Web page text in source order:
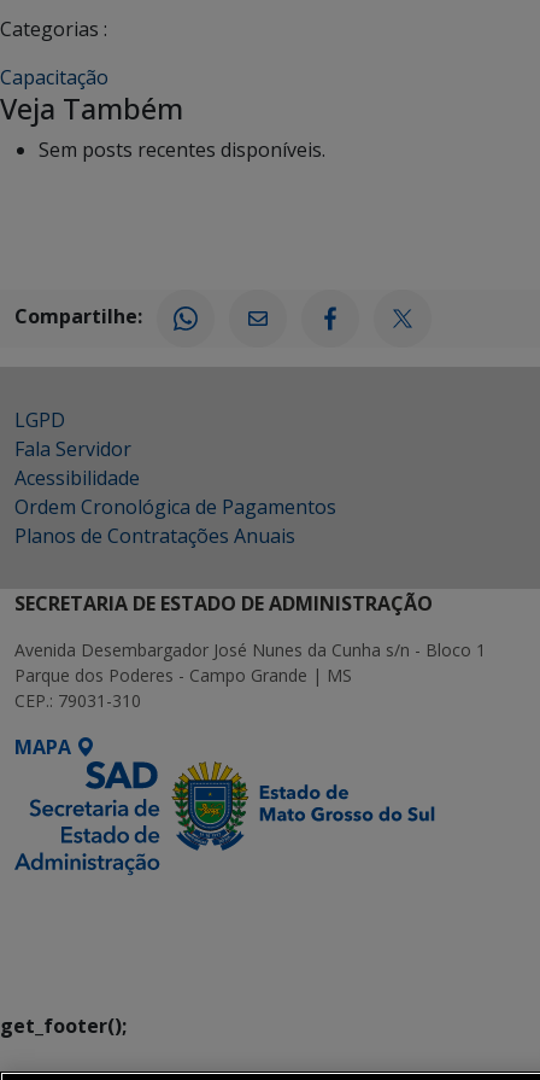
Categorias :
Capacitação
Veja Também
Sem posts recentes disponíveis.
Compartilhe:
LGPD
Fala Servidor
Acessibilidade
Ordem Cronológica de Pagamentos
Planos de Contratações Anuais
SECRETARIA DE ESTADO DE ADMINISTRAÇÃO
Avenida Desembargador José Nunes da Cunha s/n - Bloco 1
Parque dos Poderes - Campo Grande | MS
CEP.: 79031-310
MAPA
get_footer();